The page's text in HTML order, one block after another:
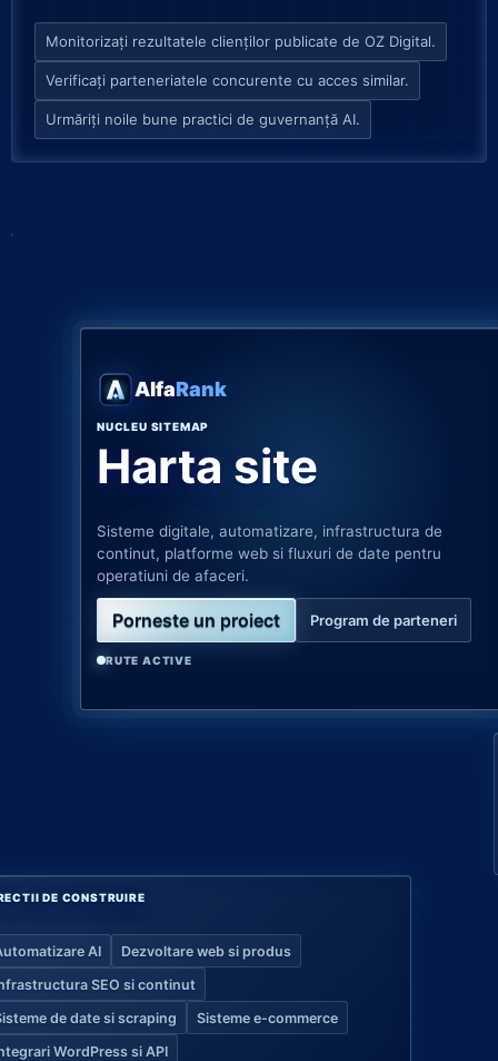
Monitorizați rezultatele clienților publicate de OZ Digital.
Verificați parteneriatele concurente cu acces similar.
Urmăriți noile bune practici de guvernanță AI.
AlfaRank
NUCLEU SITEMAP
Harta site
Sisteme digitale, automatizare, infrastructura de
continut, platforme web si fluxuri de date pentru
operatiuni de afaceri.
Porneste un proiect Program de parteneri
RUTE ACTIVE
DE CONSTRUIRE
AI
Dezvoltare web si produs
SEO si continut
de date si scraping
Sisteme e-commerce
WordPress si API